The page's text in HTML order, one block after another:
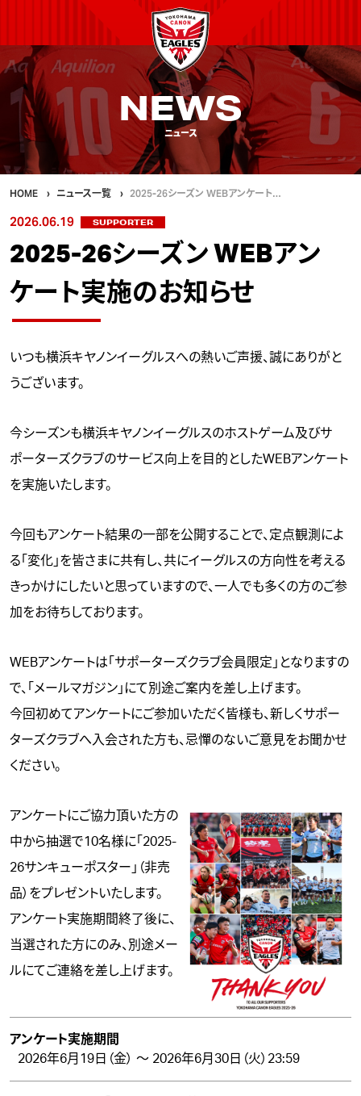
NEWS
ニュース
HOME ニュース一覧 2025-26シーズン WEBアンケート…
2026.06.19 SUPPORTER
2025-26シーズン WEBアン
ケート実施のお知らせ
いつも横浜キヤノンイーグルスへの熱いご声援、誠にありがと
うございます。
今シーズンも横浜キヤノンイーグルスのホストゲーム及びサ
ポーターズクラブのサービス向上を目的としたWEBアンケート
を実施いたします。
今回もアンケート結果の一部を公開することで、定点観測によ
る「変化」を皆さまに共有し、共にイーグルスの方向性を考える
きっかけにしたいと思っていますので、一人でも多くの方のご参
加をお待ちしております。
WEBアンケートは「サポーターズクラブ会員限定」となりますの
で、「メールマガジン」にて別途ご案内を差し上げます。
今回初めてアンケートにご参加いただく皆様も、新しくサポー
ターズクラブへ入会された方も、忌憚のないご意見をお聞かせ
ください。
アンケートにご協力頂いた方の
中から抽選で10名様に「2025-
26サンキューポスター」（非売
品）をプレゼントいたします。
アンケート実施期間終了後に、
当選された方にのみ、別途メー
ルにてご連絡を差し上げます。
アンケート実施期間
2026年6月19日（金） ～ 2026年6月30日（火）23:59